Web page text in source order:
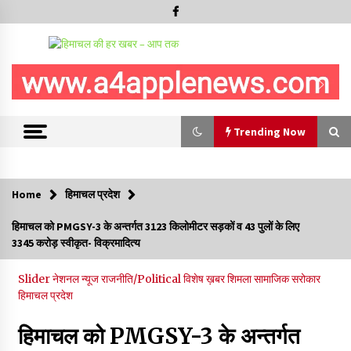
Trending Now
बड़ी ख़बर – अनुबंध कर्मचारियों को बैक डेट से नहीं मिलेगा नियमितीकरण,
शिक्षा निदेशालय ने जारी किया स्पष्टीकरण
05/08/2026
Home हिमाचल प्रदेश
हिमाचल को PMGSY-3 के अन्तर्गत 3123 किलोमीटर सड़कों व 43 पुलों के लिए
3345 करोड़ स्वीकृत- विक्रमादित्य
Sliderनेशनल न्यूजराजनीति/Politicalविशेष ख़बरशिमलासामाजिक सरोकार
हिमाचल प्रदेश
हिमाचल को PMGSY-3 के अन्तर्गत